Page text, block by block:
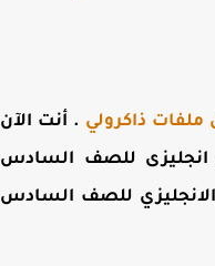
ذاكرولي. أنت الآن
للصف السادس
2026 - منهج الانجليزي للصف السادس